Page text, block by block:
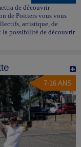
de découvrir
de Poitiers vous vous
artistique, de
la possibilité de découvrir
7-16 ANS